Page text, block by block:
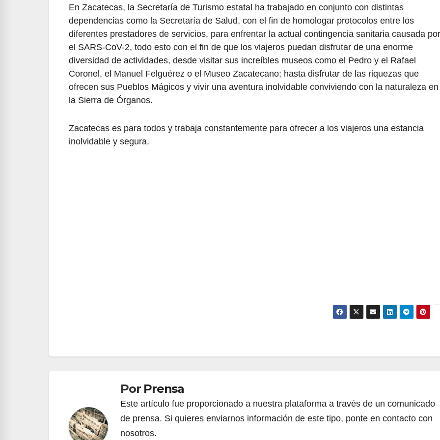
En Zacatecas, la Secretaría de Turismo estatal ha trabajado en conjunto con distintas
dependencias como la Secretaría de Salud, con el fin de homologar protocolos entre los
diferentes prestadores de servicios, para enfrentar la actual contingencia sanitaria causada por
el SARS-CoV-2, todo esto con el fin de que los viajeros puedan disfrutar de una enorme
diversidad de actividades, desde visitar sus increíbles museos como el Pedro y el Rafael
Coronel, el Manuel Felguérez o el Museo Zacatecano; hasta disfrutar de las riquezas que
ofrecen sus Pueblos Mágicos y vivir una aventura inolvidable conviviendo con la naturaleza en
la Sierra de Órganos.
Zacatecas es para todos y trabaja constantemente para ofrecer a los viajeros una estancia
inolvidable y segura.
de
entradas
Por Prensa
Este artículo fue proporcionado a nuestra plataforma a través de un comunicado
de prensa. Si quieres enviarnos información de este tipo, ponte en contacto con
nosotros.